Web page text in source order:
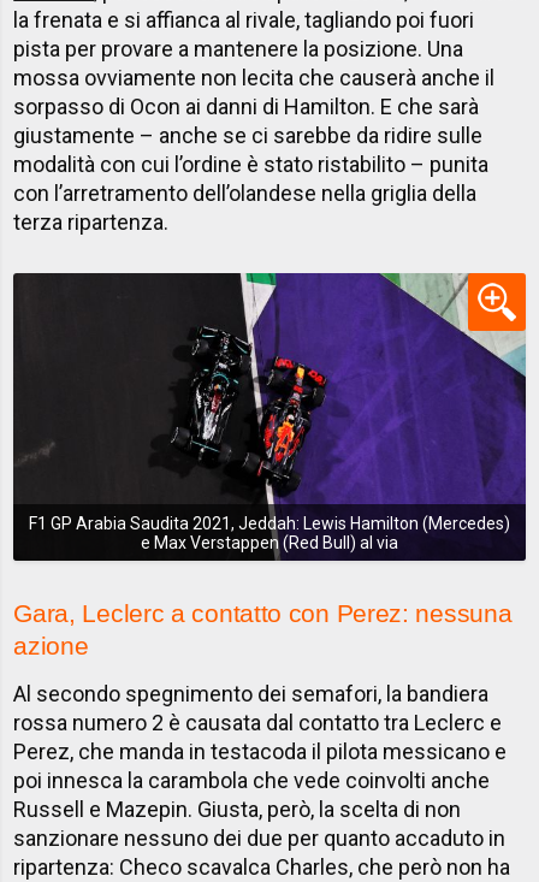
la frenata e si affianca al rivale, tagliando poi fuori
pista per provare a mantenere la posizione. Una
mossa ovviamente non lecita che causerà anche il
sorpasso di Ocon ai danni di Hamilton. E che sarà
giustamente – anche se ci sarebbe da ridire sulle
modalità con cui l’ordine è stato ristabilito – punita
con l’arretramento dell’olandese nella griglia della
terza ripartenza.
F1 GP Arabia Saudita 2021, Jeddah: Lewis Hamilton (Mercedes)
e Max Verstappen (Red Bull) al via
Gara, Leclerc a contatto con Perez: nessuna
azione
Al secondo spegnimento dei semafori, la bandiera
rossa numero 2 è causata dal contatto tra Leclerc e
Perez, che manda in testacoda il pilota messicano e
poi innesca la carambola che vede coinvolti anche
Russell e Mazepin. Giusta, però, la scelta di non
sanzionare nessuno dei due per quanto accaduto in
ripartenza: Checo scavalca Charles, che però non ha